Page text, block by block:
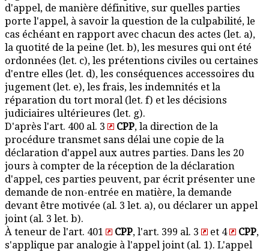
d'appel, de manière définitive, sur quelles parties
porte l'appel, à savoir la question de la culpabilité, le
cas échéant en rapport avec chacun des actes (let. a),
la quotité de la peine (let. b), les mesures qui ont été
ordonnées (let. c), les prétentions civiles ou certaines
d'entre elles (let. d), les conséquences accessoires du
jugement (let. e), les frais, les indemnités et la
réparation du tort moral (let. f) et les décisions
judiciaires ultérieures (let. g).
D'après l'art. 400 al. 3
CPP, la direction de la
procédure transmet sans délai une copie de la
déclaration d'appel aux autres parties. Dans les 20
jours à compter de la réception de la déclaration
d'appel, ces parties peuvent, par écrit présenter une
demande de non-entrée en matière, la demande
devant être motivée (al. 3 let. a), ou déclarer un appel
joint (al. 3 let. b).
À teneur de l'art. 401
CPP, l'art. 399 al. 3 et 4 CPP,
s'applique par analogie à l'appel joint (al. 1). L'appel